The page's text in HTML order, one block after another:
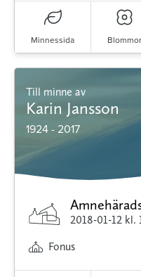
Minnessida Blommor
Till minne av
Karin Jansson
1924 - 2017
2018-01-12 kl.
Fonus